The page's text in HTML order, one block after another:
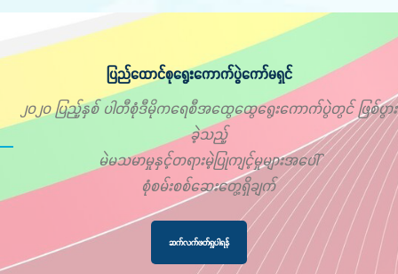
ပြည်ထောင်စုရွေးကောက်ပွဲကော်မရှင်
၂၀၂၀ ပြည့်နှစ် ပါတီစုံဒီမိုကရေစီအထွေထွေရွေးကောက်ပွဲတွင် ဖြစ်ပွား
ခဲ့သည့်
မဲမသမာမှုနှင့်တရားမဲ့ပြုကျင့်မှုများအပေါ်
စုံစမ်းစစ်ဆေးတွေ့ရှိချက်
ဆက်လက်ဖတ်ရှုပါရန်